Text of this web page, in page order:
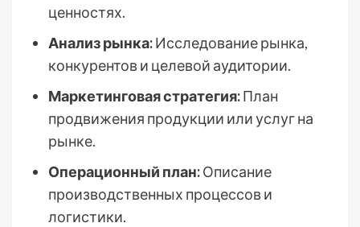
ценностях.
Анализ рынка:Исследование рынка,
конкурентов и целевой аудитории.
Маркетинговая стратегия:План
продвижения продукции или услуг на
рынке.
Операционный план:Описание
производственных процессов и
логистики.